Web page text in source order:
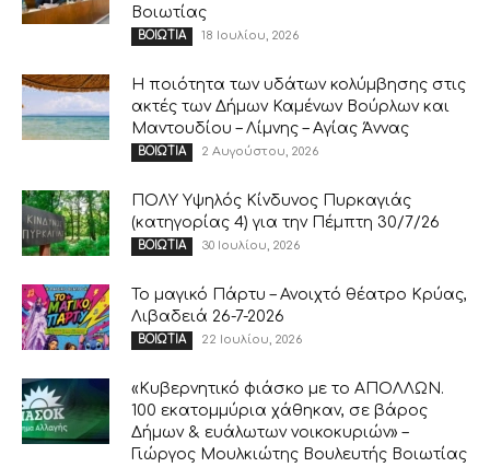
Βοιωτίας
ΒΟΙΩΤΙΑ 18 Ιουλίου, 2026
Η ποιότητα των υδάτων κολύμβησης στις
ακτές των Δήμων Καμένων Βούρλων και
Μαντουδίου – Λίμνης – Αγίας Άννας
ΒΟΙΩΤΙΑ 2 Αυγούστου, 2026
ΠΟΛΥ Υψηλός Κίνδυνος Πυρκαγιάς
(κατηγορίας 4) για την Πέμπτη 30/7/26
ΒΟΙΩΤΙΑ 30 Ιουλίου, 2026
Το μαγικό Πάρτυ – Ανοιχτό θέατρο Κρύας,
Λιβαδειά 26-7-2026
ΒΟΙΩΤΙΑ 22 Ιουλίου, 2026
«Κυβερνητικό φιάσκο με το ΑΠΟΛΛΩΝ.
100 εκατομμύρια χάθηκαν, σε βάρος
Δήμων & ευάλωτων νοικοκυριών» –
Γιώργος Μουλκιώτης Βουλευτής Βοιωτίας